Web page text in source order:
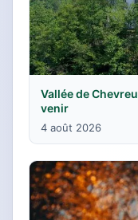
Vallée de
venir
4 août 2026